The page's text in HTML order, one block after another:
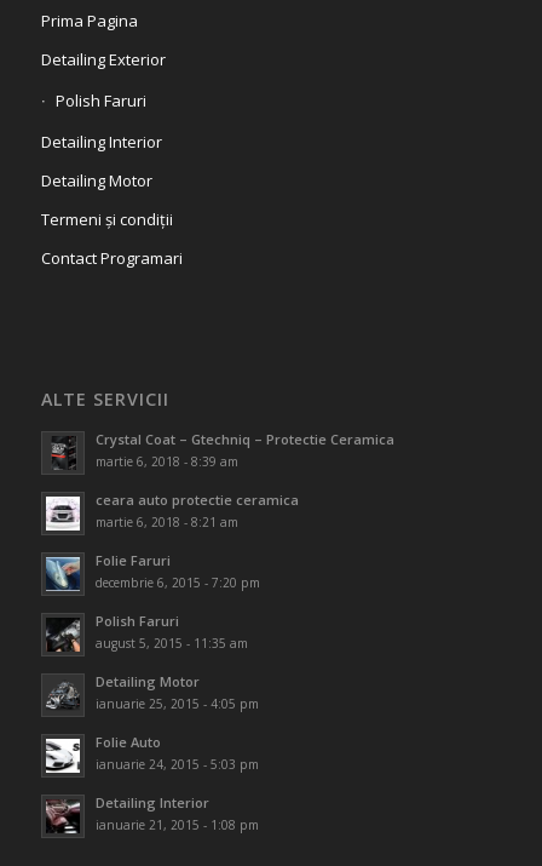
Prima Pagina
Detailing Exterior
Polish Faruri
Detailing Interior
Detailing Motor
Termeni și condiții
Contact Programari
ALTE SERVICII
Crystal Coat – Gtechniq – Protectie Ceramica
martie 6, 2018 - 8:39 am
ceara auto protectie ceramica
martie 6, 2018 - 8:21 am
Folie Faruri
decembrie 6, 2015 - 7:20 pm
Polish Faruri
august 5, 2015 - 11:35 am
Detailing Motor
ianuarie 25, 2015 - 4:05 pm
Folie Auto
ianuarie 24, 2015 - 5:03 pm
Detailing Interior
ianuarie 21, 2015 - 1:08 pm